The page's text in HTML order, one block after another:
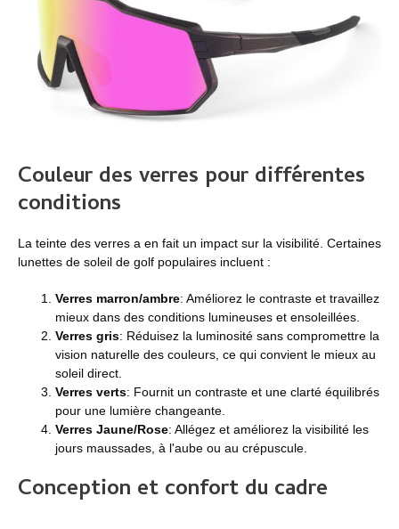
Couleur des verres pour différentes
conditions
La teinte des verres a en fait un impact sur la visibilité. Certaines
lunettes de soleil de golf populaires incluent :
Verres marron/ambre: Améliorez le contraste et travaillez
mieux dans des conditions lumineuses et ensoleillées.
Verres gris: Réduisez la luminosité sans compromettre la
vision naturelle des couleurs, ce qui convient le mieux au
soleil direct.
Verres verts: Fournit un contraste et une clarté équilibrés
pour une lumière changeante.
Verres Jaune/Rose: Allégez et améliorez la visibilité les
jours maussades, à l'aube ou au crépuscule.
Conception et confort du cadre